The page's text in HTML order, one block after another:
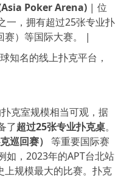
Poker Arena) | 位
一，拥有超过25张专业扑
赛）等国际大赛。 |
知名的线上扑克平台，
克室规模相当可观，据
了超过25张专业扑克桌。
巡回赛） 等重要国际赛
如，2023年的APT台北站
上规模最大的比赛。扑克